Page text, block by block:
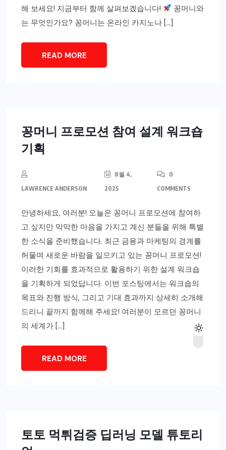
해 보세요! 지금부터 함께 살펴보겠습니다!
꽁머니와
는 무엇인가요? 꽁머니는 온라인 카지노나 […]
READ MORE
꽁머니 프로모션 참여 설계 워크숍
기획
LAWRENCE ANDERSON
8월 4,
2025
0
COMMENTS
안녕하세요, 여러분! 오늘은 꽁머니 프로모션에 참여하
고 싶지만 막막한 마음을 가지고 계신 분들을 위해 특별
한 소식을 준비했습니다. 최근 금융과 마케팅의 경계를
허물며 새로운 바람을 일으키고 있는 꽁머니 프로모션!
이러한 기회를 효과적으로 활용하기 위한 설계 워크숍
을 기획하게 되었답니다. 이번 포스팅에서는 워크숍의
목표와 진행 방식, 그리고 기대 효과까지 상세히 소개해
드리니 끝까지 함께해 주세요! 여러분이 모르던 꽁머니
의 세계가 […]
READ MORE
토토 먹튀검증 딥러닝 모델 튜토리